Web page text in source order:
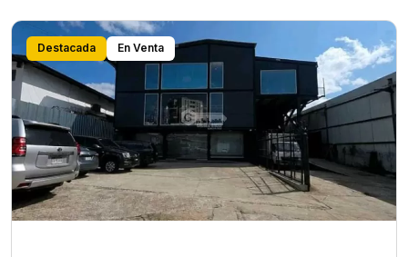
Destacada En Venta